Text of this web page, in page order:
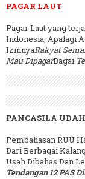
PAGAR LAUT
Pagar Laut yang
Indonesia, Apalagi
IzinnyaRakyat
Mau DipagarBagai
PANCASILA
Pembahasan RUU
Dari Berbagai
Usah Dibahas Dan
Tendangan 12 PAS